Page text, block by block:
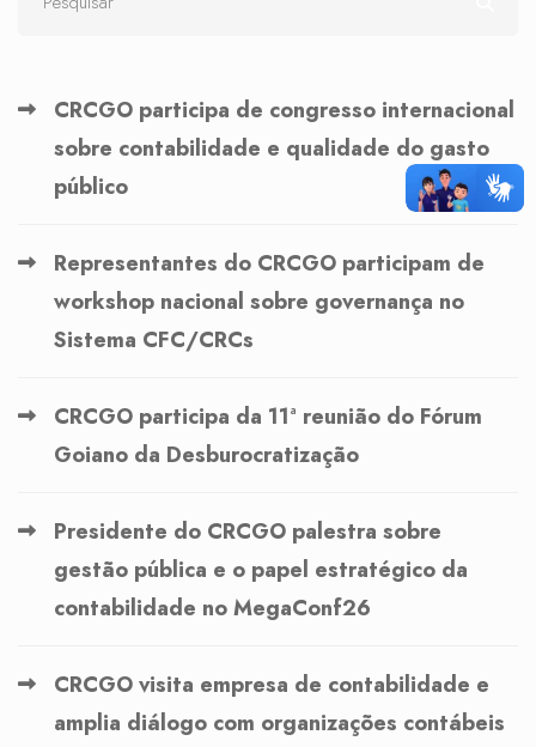
CRCGO participa de congresso internacional
sobre contabilidade e qualidade do gasto
público
Representantes do CRCGO participam de
workshop nacional sobre governança no
Sistema CFC/CRCs
CRCGO participa da 11ª reunião do Fórum
Goiano da Desburocratização
Presidente do CRCGO palestra sobre
gestão pública e o papel estratégico da
contabilidade no MegaConf26
CRCGO visita empresa de contabilidade e
amplia diálogo com organizações contábeis